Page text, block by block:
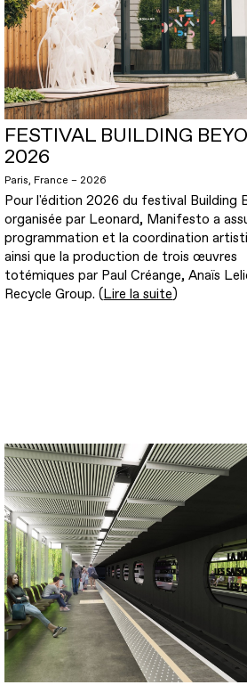
FESTIVAL BUILDING
2026
Paris, France – 2026
Pour l'édition 2026 du festival Building
organisée par Leonard, Manifesto a
programmation et la coordination
ainsi que la production de trois œuvres
totémiques par Paul Créange, Anaïs
Recycle Group. (Lire la suite)